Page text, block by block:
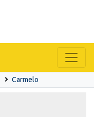
Carmelo